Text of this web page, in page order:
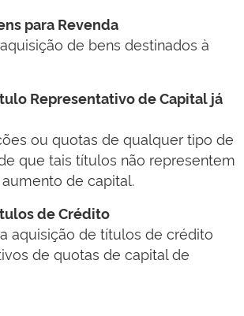
para Revenda
de bens destinados à
Representativo de Capital já
ou quotas de qualquer tipo de
que tais títulos não representem
de capital.
de Crédito
aquisição de títulos de crédito
de quotas de capital de